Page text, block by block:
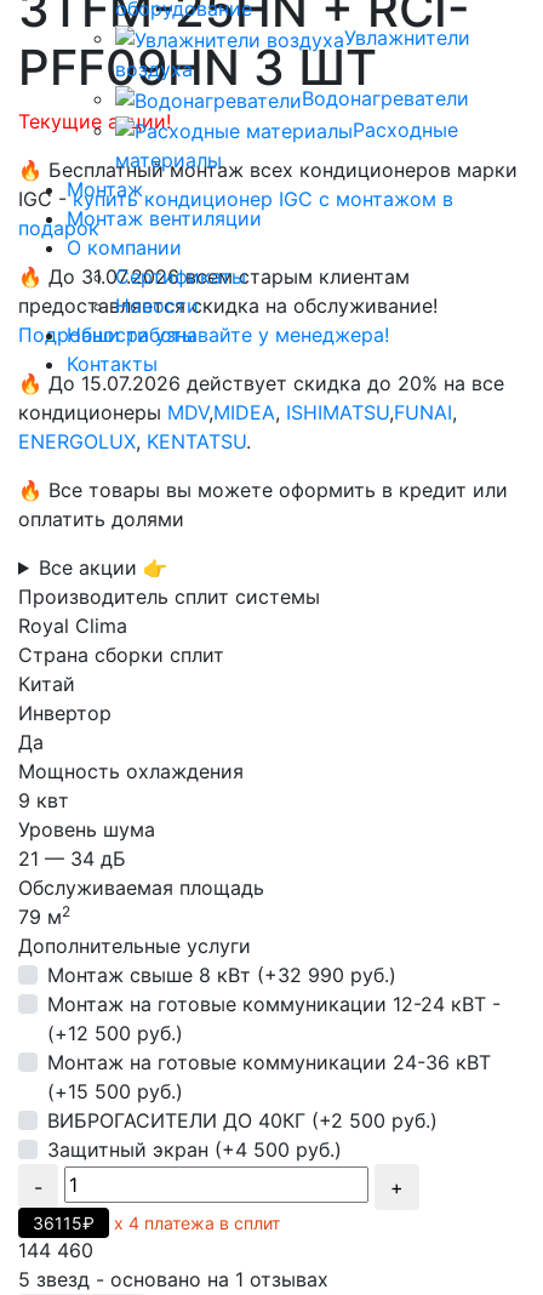
оборудование
Увлажнители
воздуха
Водонагреватели
Расходные
материалы
Монтаж
Монтаж вентиляции
О компании
Сертификаты
Новости
Наши работы
Контакты
PFF09HN 3 ШТ
Текущие акции!
🔥 Бесплатный монтаж всех кондиционеров марки
IGC -купить кондиционер IGC с монтажом в
подарок
🔥 До 31.07.2026 всем старым клиентам
предоставляется скидка на обслуживание!
Подробности узнавайте у менеджера!
🔥 До 15.07.2026 действует скидка до 20% на все
кондиционеры MDV,MIDEA, ISHIMATSU,FUNAI,
ENERGOLUX, KENTATSU.
🔥 Все товары вы можете оформить в кредит или
оплатить долями
Все акции 👉
Производитель сплит системы
Royal Clima
Страна сборки сплит
Китай
Инвертор
Да
Мощность охлаждения
9 квт
Уровень шума
21 — 34 дБ
Обслуживаемая площадь
79 м2
Дополнительные услуги
Монтаж свыше 8 кВт (+32 990 руб.)
Монтаж на готовые коммуникации 12-24 кВТ -
(+12 500 руб.)
Монтаж на готовые коммуникации 24-36 кВТ
(+15 500 руб.)
ВИБРОГАСИТЕЛИ ДО 40КГ (+2 500 руб.)
Защитный экран (+4 500 руб.)
-
+
36115₽ х 4 платежа в сплит
144 460
5 звезд - основано на 1 отзывах